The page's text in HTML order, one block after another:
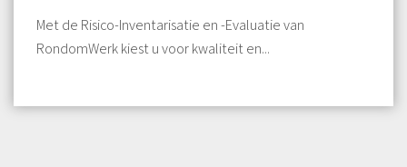
Met de Risico-Inventarisatie en -Evaluatie van
RondomWerk kiest u voor kwaliteit en...